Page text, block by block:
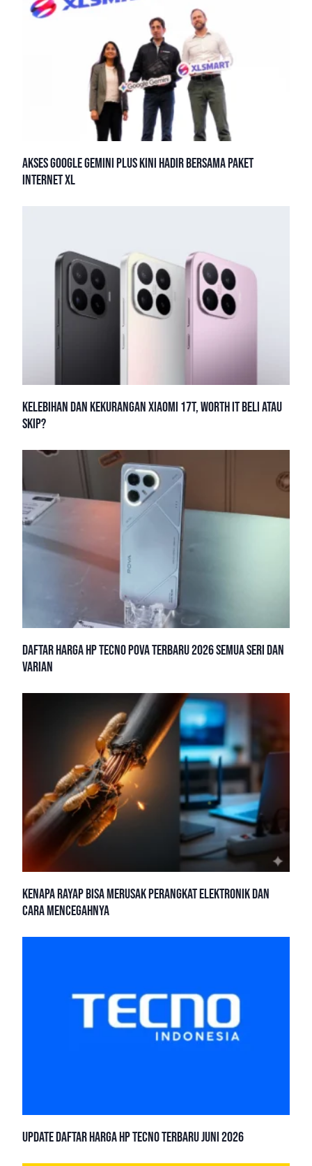
Akses Google Gemini Plus Kini Hadir Bersama Paket
Internet XL
Kelebihan dan Kekurangan Xiaomi 17T, Worth It Beli atau
Skip?
Daftar Harga HP Tecno Pova Terbaru 2026 Semua Seri dan
Varian
Kenapa Rayap Bisa Merusak Perangkat Elektronik dan
Cara Mencegahnya
Update Daftar Harga HP TECNO Terbaru Juni 2026